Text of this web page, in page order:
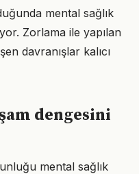
mental sağlık
Zorlama ile yapılan
davranışlar kalıcı
dengesini
mental sağlık